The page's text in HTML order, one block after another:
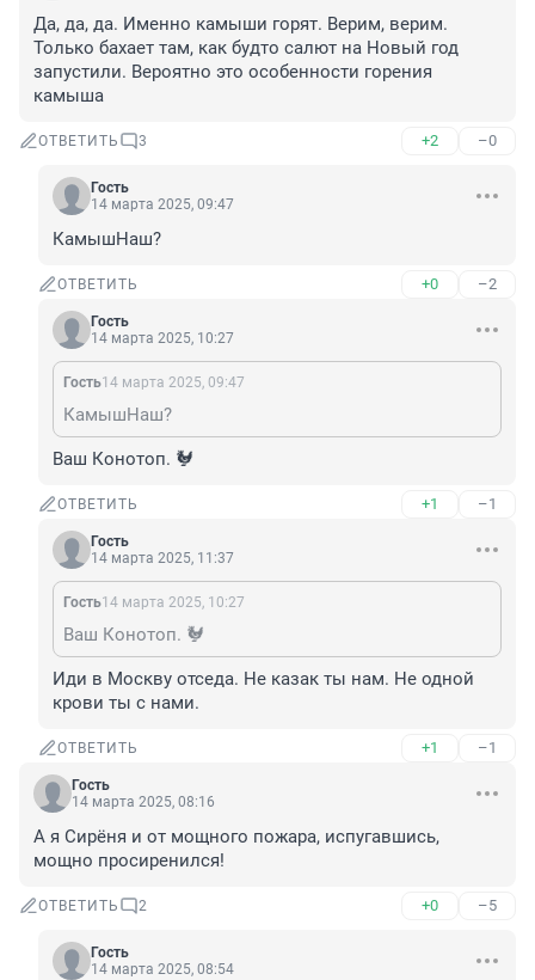
Да, да, да. Именно камыши горят. Верим, верим.
Только бахает там, как будто салют на Новый год
запустили. Вероятно это особенности горения
камыша
ОТВЕТИТЬ 3 +2 –0
Гость
14 марта 2025, 09:47
КамышНаш?
ОТВЕТИТЬ +0 –2
Гость
14 марта 2025, 10:27
Гость14 марта 2025, 09:47
КамышНаш?
Ваш Конотоп. 🐓
ОТВЕТИТЬ +1 –1
Гость
14 марта 2025, 11:37
Гость14 марта 2025, 10:27
Ваш Конотоп. 🐓
Иди в Москву отседа. Не казак ты нам. Не одной
крови ты с нами.
ОТВЕТИТЬ +1 –1
Гость
14 марта 2025, 08:16
А я Сирёня и от мощного пожара, испугавшись,
мощно просиренился!
ОТВЕТИТЬ 2 +0 –5
Гость
14 марта 2025, 08:54